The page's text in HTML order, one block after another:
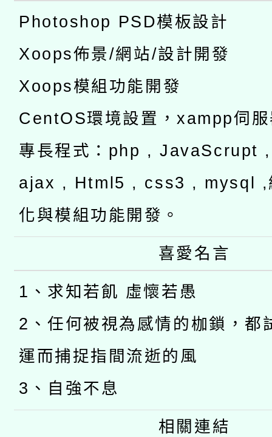
Photoshop PSD模板設計
Xoops佈景/網站/設計開發
Xoops模組功能開發
CentOS環境設置，xampp伺
專長程式：php , JavaScrupt
ajax , Html5 , css3 , mysql ,
化與模組功能開發。
喜愛名言
1、求知若飢 虛懷若愚
2、任何被視為感情的枷鎖，都
運而捕捉指間流逝的風
3、自強不息
相關連結